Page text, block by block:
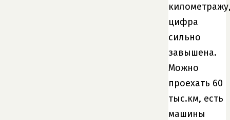
цифра
сильно
завышена.
Можно
проехать 60
тыс.км, есть
машины